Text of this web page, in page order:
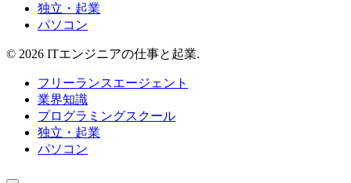
独立・起業
パソコン
© 2026 ITエンジニアの仕事と起業.
フリーランスエージェント
業界知識
プログラミングスクール
独立・起業
パソコン